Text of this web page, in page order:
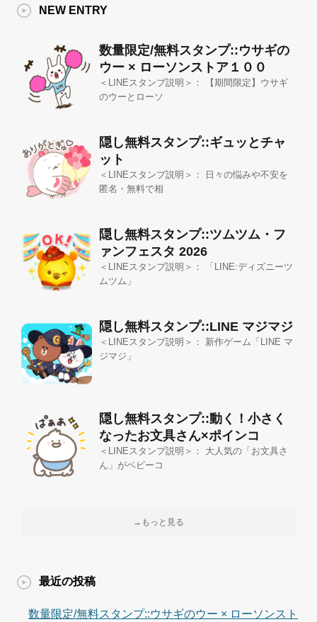
NEW ENTRY
数量限定/無料スタンプ::ウサギの
ウー × ローソンストア１００
＜LINEスタンプ説明＞： 【期間限定】ウサギ
のウーとローソ
隠し無料スタンプ::ギュッとチャ
ット
＜LINEスタンプ説明＞： 日々の悩みや不安を
匿名・無料で相
隠し無料スタンプ::ツムツム・フ
ァンフェスタ 2026
＜LINEスタンプ説明＞： 「LINE:ディズニーツ
ムツム」
隠し無料スタンプ::LINE マジマジ
＜LINEスタンプ説明＞： 新作ゲーム「LINE マ
ジマジ」
隠し無料スタンプ::動く！小さく
なったお文具さん×ポインコ
＜LINEスタンプ説明＞： 大人気の「お文具さ
ん」がベビーコ
→もっと見る
最近の投稿
数量限定/無料スタンプ::ウサギのウー × ローソンスト